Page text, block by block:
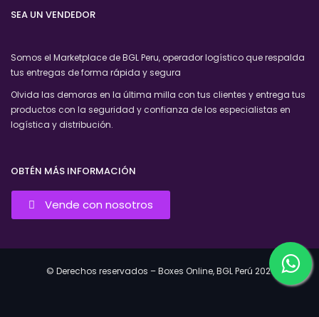
SEA UN VENDEDOR
Somos el Marketplace de BGL Peru, operador logístico que respalda
tus entregas de forma rápida y segura
Olvida las demoras en la última milla con tus clientes y entrega tus
productos con la seguridad y confianza de los especialistas en
logística y distribución.
OBTÉN MÁS INFORMACIÓN
Vende con nosotros
© Derechos reservados – Boxes Online, BGL Perú 2021